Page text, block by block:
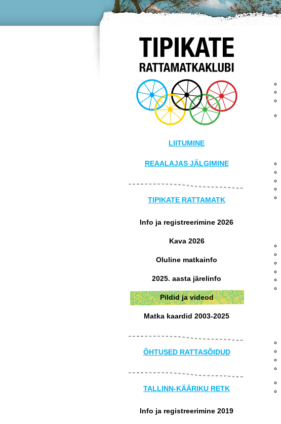
LIITUMINE
REAALAJAS JÄLGIMINE
TIPIKATE RATTAMATK
Info ja registreerimine 2026
Kava 2026
Oluline matkainfo
2025. aasta järelinfo
Pildid ja videod
Matka kaardid 2003-2025
ÕHTUSED RATTASÕIDUD
TALLINN-KÄÄRIKU RETK
Info ja registreerimine 2019